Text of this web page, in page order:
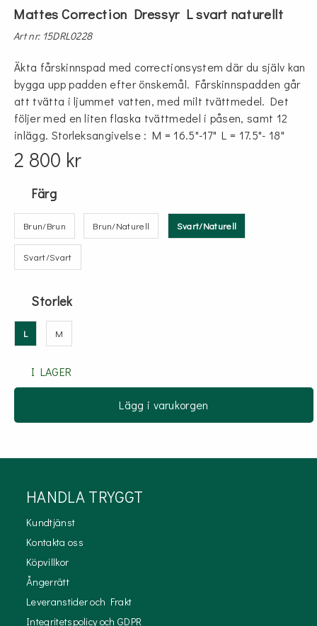
Mattes Correction Dressyr L svart naturellt
Art nr: 15DRL0228
Äkta fårskinnspad med correctionsystem där du själv kan
bygga upp padden efter önskemål. Fårskinnspadden går
att tvätta i ljummet vatten, med milt tvättmedel. Det
följer med en liten flaska tvättmedel i påsen, samt 12
inlägg. Storleksangivelse : M = 16.5"-17" L = 17.5"- 18"
2 800 kr
Färg
Brun/Brun Brun/Naturell Svart/Naturell
Svart/Svart
Storlek
L M
I LAGER
Lägg i varukorgen
HANDLA TRYGGT
Kundtjänst
Kontakta oss
Köpvillkor
Ångerrätt
Leveranstider och Frakt
Integritetspolicy och GDPR